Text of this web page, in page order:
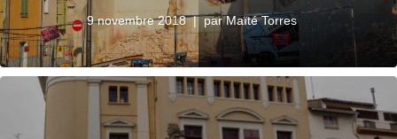
9 novembre 2018 parMaïté Torres